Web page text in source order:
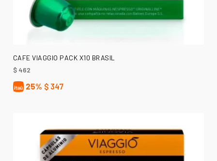
AÑADIR AL CARRITO
CAFE VIAGGIO PACK X10 BRASIL
$462
25% $ 347